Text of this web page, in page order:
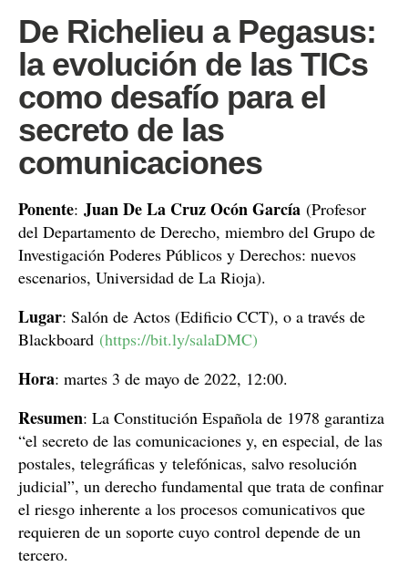
De Richelieu a Pegasus:
la evolución de las TICs
como desafío para el
secreto de las
comunicaciones
Ponente: Juan De La Cruz Ocón García (Profesor
del Departamento de Derecho, miembro del Grupo de
Investigación Poderes Públicos y Derechos: nuevos
escenarios, Universidad de La Rioja).
Lugar: Salón de Actos (Edificio CCT), o a través de
Blackboard (https://bit.ly/salaDMC)
Hora: martes 3 de mayo de 2022, 12:00.
Resumen: La Constitución Española de 1978 garantiza
“el secreto de las comunicaciones y, en especial, de las
postales, telegráficas y telefónicas, salvo resolución
judicial”, un derecho fundamental que trata de confinar
el riesgo inherente a los procesos comunicativos que
requieren de un soporte cuyo control depende de un
tercero.